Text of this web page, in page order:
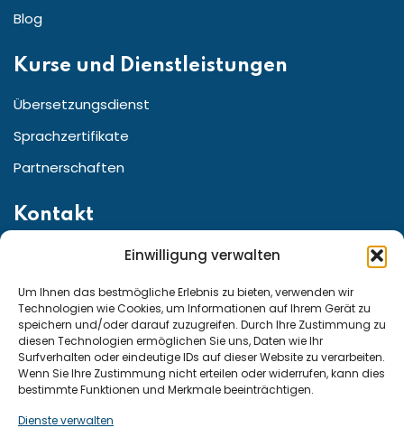
Einwilligung verwalten
Um Ihnen das bestmögliche Erlebnis zu bieten, verwenden wir
Technologien wie Cookies, um Informationen auf Ihrem Gerät zu
speichern und/oder darauf zuzugreifen. Durch Ihre Zustimmung zu
diesen Technologien ermöglichen Sie uns, Daten wie Ihr
Surfverhalten oder eindeutige IDs auf dieser Website zu verarbeiten.
Wenn Sie Ihre Zustimmung nicht erteilen oder widerrufen, kann dies
bestimmte Funktionen und Merkmale beeinträchtigen.
Dienste verwalten
Blog
Kurse und Dienstleistungen
Übersetzungsdienst
Sprachzertifikate
Partnerschaften
Kontakt
Straße:Friedrichstr. 155 10117 Berlin, Berlin Germany
Telefon für den Kundenservice aus ganz:
Deutschland und Österreich: +49 15222307947
Schweiz: +41 794290815